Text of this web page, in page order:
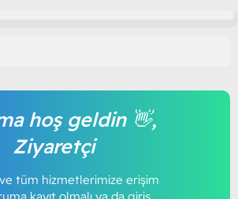
hoş geldin 👋,
Ziyaretçi
tüm hizmetlerimize erişim
kayıt olmalı ya da giriş